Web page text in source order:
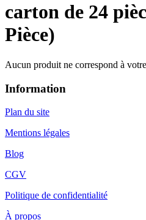
carton de 24
Pièce)
Aucun produit ne correspond à
Information
Plan du site
Mentions légales
Blog
CGV
Politique de confidentialité
À propos